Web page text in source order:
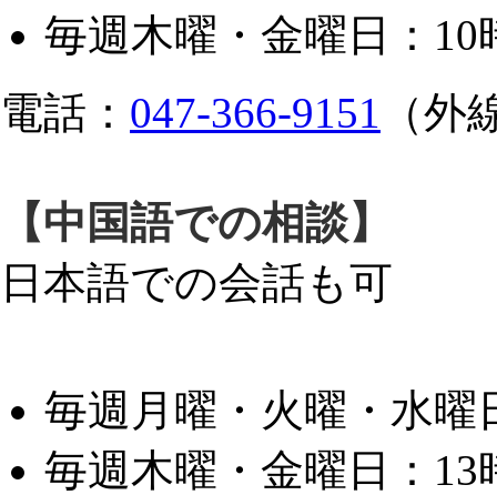
毎週木曜・金曜日：10
電話： 047-366-9151 （外
【中国語での相談】
日本語での会話も可
毎週月曜・火曜・水曜
毎週木曜・金曜日：13